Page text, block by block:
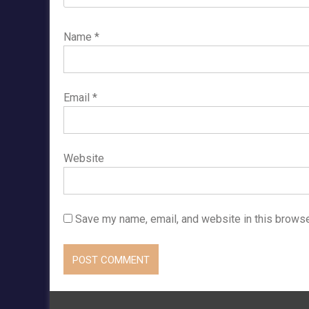
Name *
Email *
Website
Save my name, email, and website in this